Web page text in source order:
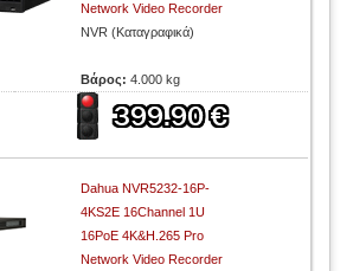
Network Video Recorder
NVR (Καταγραφικά)
Βάρος:4.000 kg
Dahua NVR5232-16P-
4KS2E 16Channel 1U
16PoE 4K&H.265 Pro
Network Video Recorder